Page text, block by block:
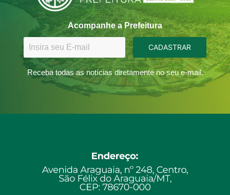
Acompanhe a Prefeitura
CADASTRAR
Receba todas as notícias diretamente no seu e-mail.